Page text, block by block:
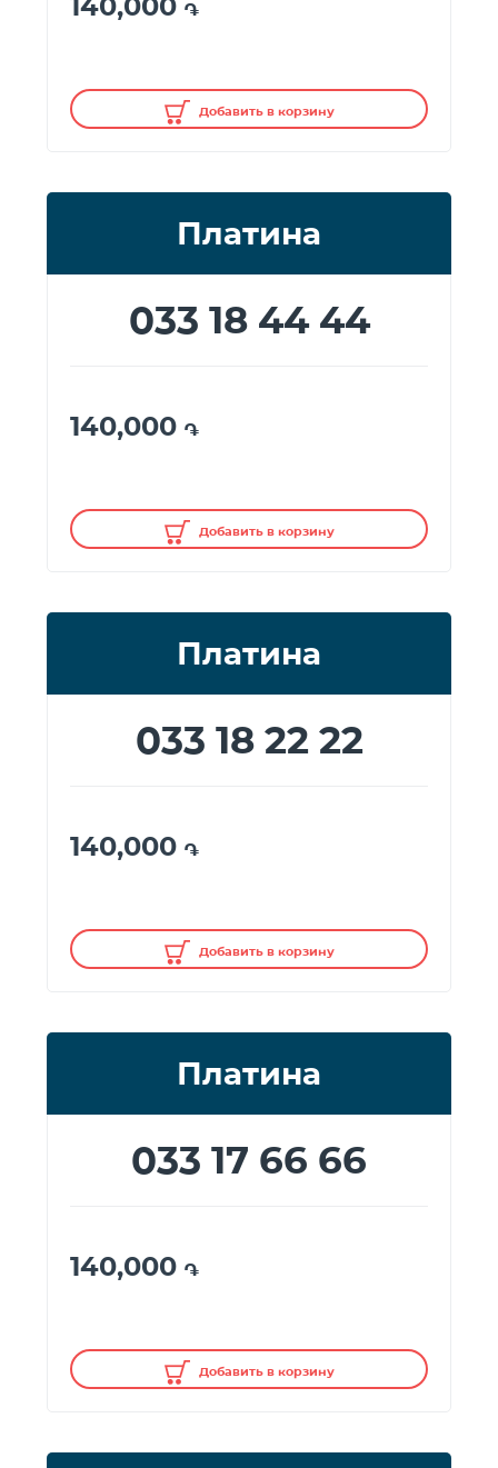
֏
Добавить в корзину
Платина
033 18 44 44
140,000 ֏
Добавить в корзину
Платина
033 18 22 22
140,000 ֏
Добавить в корзину
Платина
033 17 66 66
140,000 ֏
Добавить в корзину